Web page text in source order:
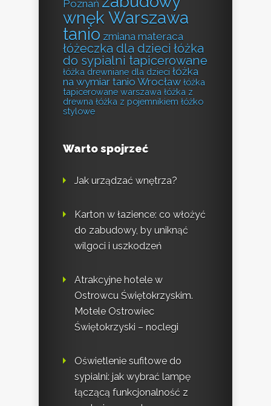
Poznań
wnęk Warszawa
tanio zmiana materaca
łóżeczka dla dzieci łóżka
do sypialni tapicerowane
łóżka drewniane dla dzieci łóżka
na wymiar tanio Wrocław łóżka
tapicerowane warszawa łóżka z
drewna łóżka z pojemnikiem łóżko
stylowe
Warto spojrzeć
Jak urządzać wnętrza?
Karton w łazience: co włożyć
do zabudowy, by uniknąć
wilgoci i uszkodzeń
Atrakcyjne hotele w
Ostrowcu Świętokrzyskim.
Motele Ostrowiec
Świętokrzyski – noclegi
Oświetlenie sufitowe do
sypialni: jak wybrać lampę
łączącą funkcjonalność z